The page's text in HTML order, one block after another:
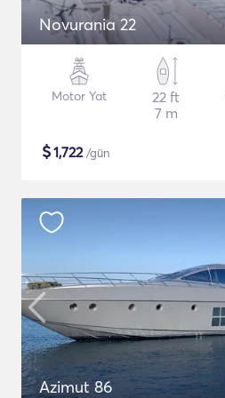
Novurania 22
Motor Yat
22 ft
7 m
$1,722/gün
Azimut 86